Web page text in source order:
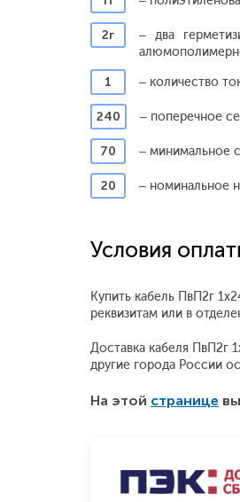
2г
– два
1
– количество
240 – поперечное
70 – минимальное
20 – номинальное
Условия
Купить кабель ПвП2г
реквизитам или в
Доставка кабеля ПвП2г
другие города России
На этой странице